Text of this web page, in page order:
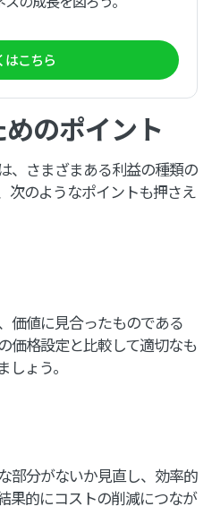
はこちら
のポイント
、さまざまある利益の種類の
次のようなポイントも押さえ
価値に見合ったものである
価格設定と比較して適切なも
ょう。
部分がないか見直し、効率的
果的にコストの削減につなが